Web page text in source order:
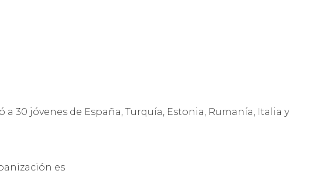
30 jóvenes de España, Turquía, Estonia, Rumanía, Italia y
es